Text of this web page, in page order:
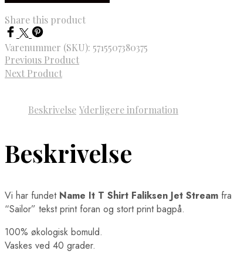
Share this product
Varenummer (SKU): 5715507380375
Previous Product
Next Product
Beskrivelse Yderligere information
Beskrivelse
Vi har fundet Name It T Shirt Faliksen Jet Stream fra
“Sailor” tekst print foran og stort print bagpå.
100% økologisk bomuld.
Vaskes ved 40 grader.